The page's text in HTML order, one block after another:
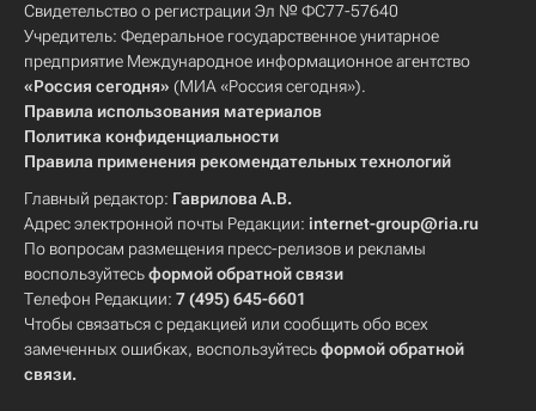
Свидетельство о регистрации Эл № ФС77-57640
Учредитель: Федеральное государственное унитарное
предприятие Международное информационное агентство
«Россия сегодня» (МИА «Россия сегодня»).
Правила использования материалов
Политика конфиденциальности
Правила применения рекомендательных технологий
Главный редактор: Гаврилова А.В.
Адрес электронной почты Редакции: internet-group@ria.ru
По вопросам размещения пресс-релизов и рекламы
воспользуйтесьформой обратной связи
Телефон Редакции: 7 (495) 645-6601
Чтобы связаться с редакцией или сообщить обо всех
замеченных ошибках, воспользуйтесьформой обратной
связи.